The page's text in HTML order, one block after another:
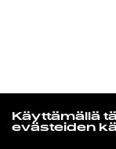
Käyttämällä
evästeiden
Glen Hansard
Leave a